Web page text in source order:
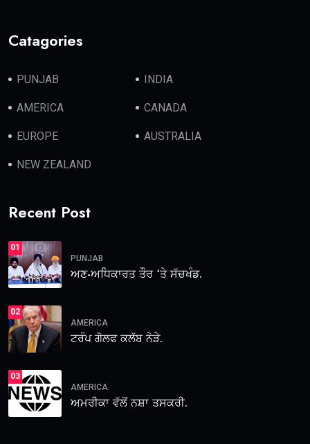
Catagories
PUNJAB INDIA
AMERICA CANADA
EUROPE AUSTRALIA
NEW ZEALAND
Recent Post
01
PUNJAB
ਅਣ-ਅਧਿਕਾਰਤ ਤੌਰ ‘ਤੇ ਸੱਚਖੰਡ.
02
AMERICA
ਟਰੰਪ ਗੋਲਫ ਕਲੱਬ ਨੇੜੇ.
03
AMERICA
ਅਮਰੀਕਾ ਵੱਲੋਂ ਨਸ਼ਾ ਤਸਕਰੀ.